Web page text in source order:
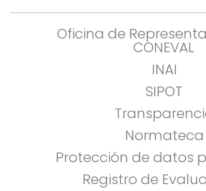
Oficina de
CONEVAL
INAI
SIPOT
Normateca
Protección de datos
Registro de